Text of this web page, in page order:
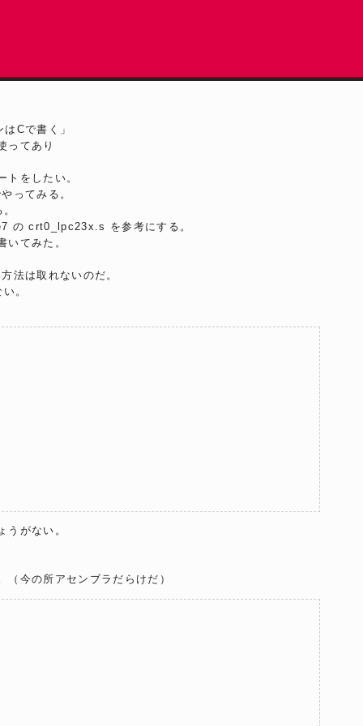
Cで書く」
ってあり
をしたい。
ってみる。
の crt0_lpc23x.s を参考にする。
てみた。
法は取れないのだ。
。
うがない。
今の所アセンブラだらけだ）